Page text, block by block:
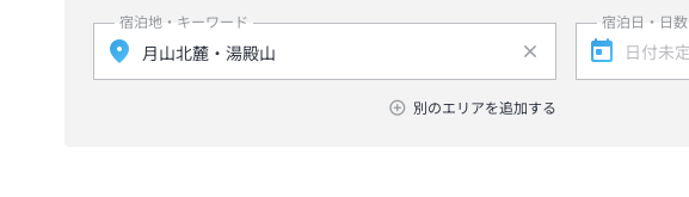
宿泊地・キーワード
別のエリアを追加する
宿泊日・日数